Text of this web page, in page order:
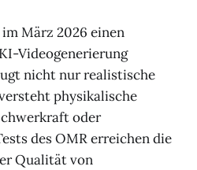
März 2026 einen
Videogenerierung
nicht nur realistische
physikalische
oder
des OMR erreichen die
Qualität von